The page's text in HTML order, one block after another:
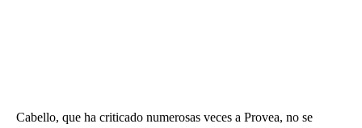
Cabello, que ha criticado numerosas veces a Provea, no se